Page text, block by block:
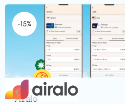
-15%
Mobilfunk
Airalo
€‎